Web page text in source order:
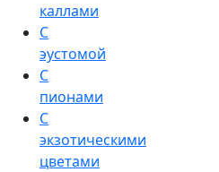
каллами
С
эустомой
С
пионами
С
экзотическими
цветами